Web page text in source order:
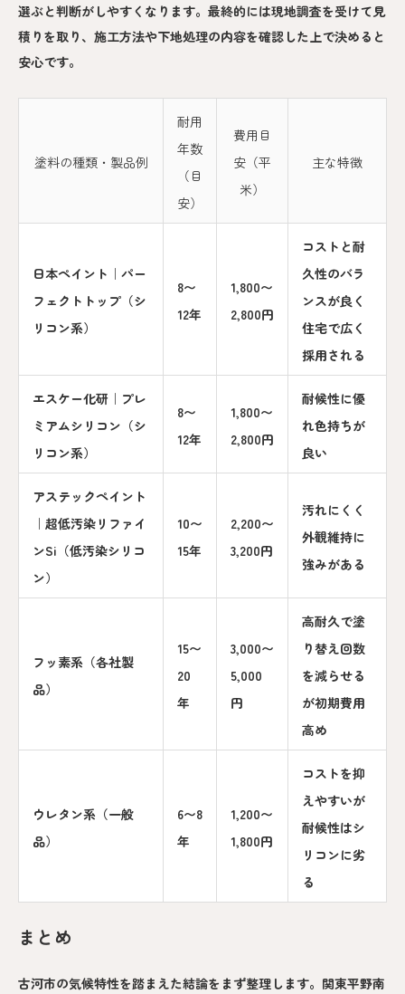
選ぶと判断がしやすくなります。最終的には現地調査を受けて見
積りを取り、施工方法や下地処理の内容を確認した上で決めると
安心です。
塗料の種類・製品例
耐用
年数
（目
安）
費用目
安（平
米）
主な特徴
日本ペイント｜パー
フェクトトップ（シ
リコン系）
8〜
12年
1,800〜
2,800円
コストと耐
久性のバラ
ンスが良く
住宅で広く
採用される
エスケー化研｜プレ
ミアムシリコン（シ
リコン系）
8〜
12年
1,800〜
2,800円
耐候性に優
れ色持ちが
良い
アステックペイント
｜超低汚染リファイ
ンSi（低汚染シリコ
ン）
10〜
15年
2,200〜
3,200円
汚れにくく
外観維持に
強みがある
フッ素系（各社製
品）
15〜
20
年
3,000〜
5,000
円
高耐久で塗
り替え回数
を減らせる
が初期費用
高め
ウレタン系（一般
品）
6〜8
年
1,200〜
1,800円
コストを抑
えやすいが
耐候性はシ
リコンに劣
る
まとめ
古河市の気候特性を踏まえた結論をまず整理します。関東平野南